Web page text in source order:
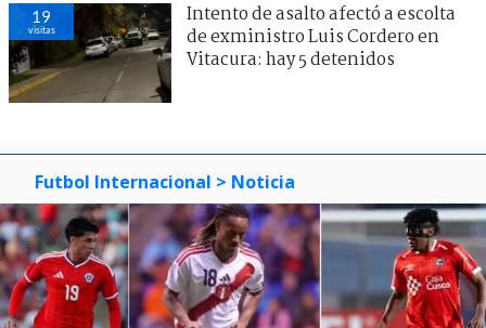
19
visitas
Intento de asalto afectó a escolta
de exministro Luis Cordero en
Vitacura: hay 5 detenidos
Futbol Internacional > Noticia